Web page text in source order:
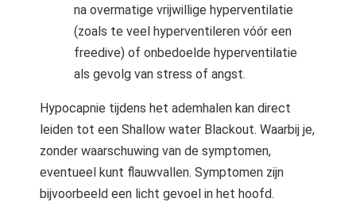
na overmatige vrijwillige hyperventilatie
(zoals te veel hyperventileren vóór een
freedive) of onbedoelde hyperventilatie
als gevolg van stress of angst.
Hypocapnie tijdens het ademhalen kan direct
leiden tot een Shallow water Blackout. Waarbij je,
zonder waarschuwing van de symptomen,
eventueel kunt flauwvallen. Symptomen zijn
bijvoorbeeld een licht gevoel in het hoofd.